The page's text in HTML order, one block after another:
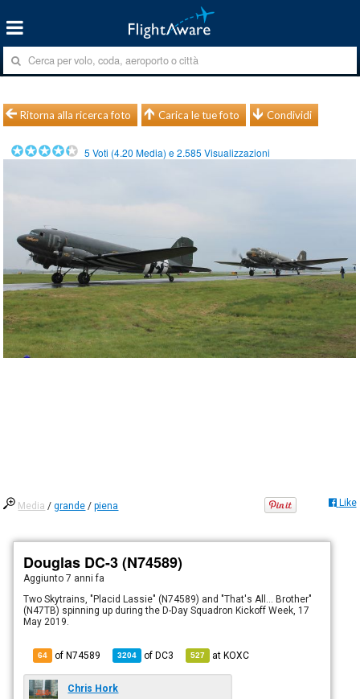
Ritorna alla ricerca foto Carica le tue foto Condividi
5 Voti (4.20 Media) e2.585 Visualizzazioni
Media /grande /piena Like
Douglas DC-3 (N74589)
Aggiunto7 anni fa
Two Skytrains, "Placid Lassie" (N74589) and "That's All... Brother"
(N47TB) spinning up during the D-Day Squadron Kickoff Week, 17
May 2019.
64 of N74589 3204 ofDC3 527 atKOXC
Chris Hork